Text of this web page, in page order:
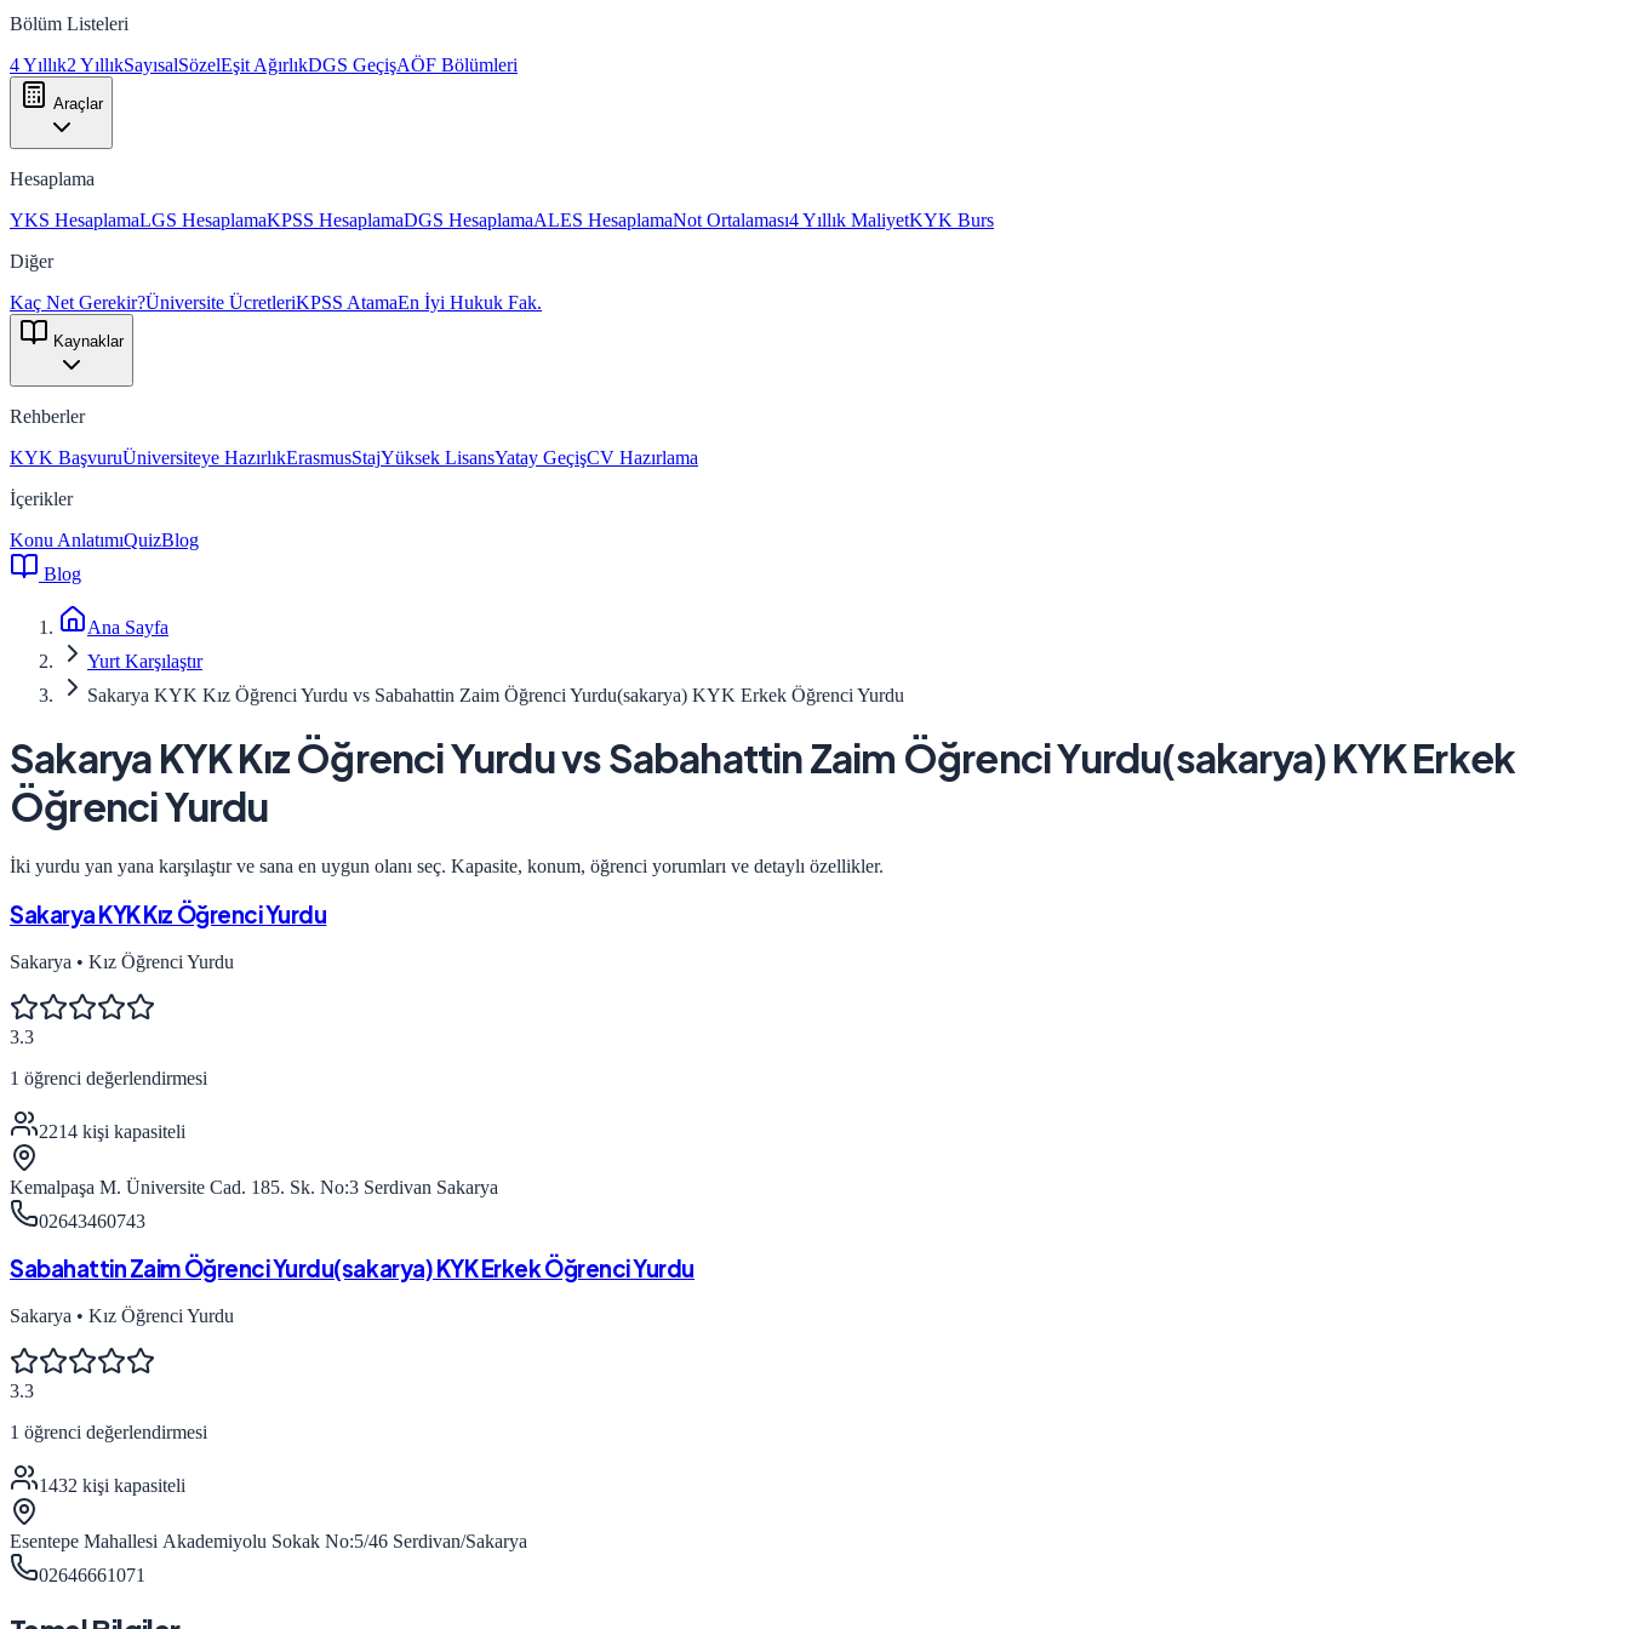
Bölüm Listeleri
4 Yıllık2 YıllıkSayısalSözelEşit AğırlıkDGS GeçişAÖF Bölümleri
Araçlar
Hesaplama
YKS HesaplamaLGS HesaplamaKPSS HesaplamaDGS HesaplamaALES HesaplamaNot Ortalaması4 Yıllık MaliyetKYK Burs
Diğer
Kaç Net Gerekir?Üniversite ÜcretleriKPSS AtamaEn İyi Hukuk Fak.
Kaynaklar
Rehberler
KYK BaşvuruÜniversiteye HazırlıkErasmusStajYüksek LisansYatay GeçişCV Hazırlama
İçerikler
Konu AnlatımıQuizBlog
Blog
Ana Sayfa
Yurt Karşılaştır
Sakarya KYK Kız Öğrenci Yurdu vs Sabahattin Zaim Öğrenci Yurdu(sakarya) KYK Erkek Öğrenci Yurdu
Sakarya KYK Kız Öğrenci YurduvsSabahattin Zaim Öğrenci Yurdu(sakarya) KYK Erkek
Öğrenci Yurdu
İki yurdu yan yana karşılaştır ve sana en uygun olanı seç. Kapasite, konum, öğrenci yorumları ve detaylı özellikler.
Sakarya KYK Kız Öğrenci Yurdu
Sakarya • Kız Öğrenci Yurdu
3.3
1 öğrenci değerlendirmesi
2214 kişi kapasiteli
Kemalpaşa M. Üniversite Cad. 185. Sk. No:3 Serdivan Sakarya
02643460743
Sabahattin Zaim Öğrenci Yurdu(sakarya) KYK Erkek Öğrenci Yurdu
Sakarya • Kız Öğrenci Yurdu
3.3
1 öğrenci değerlendirmesi
1432 kişi kapasiteli
Esentepe Mahallesi Akademiyolu Sokak No:5/46 Serdivan/Sakarya
02646661071